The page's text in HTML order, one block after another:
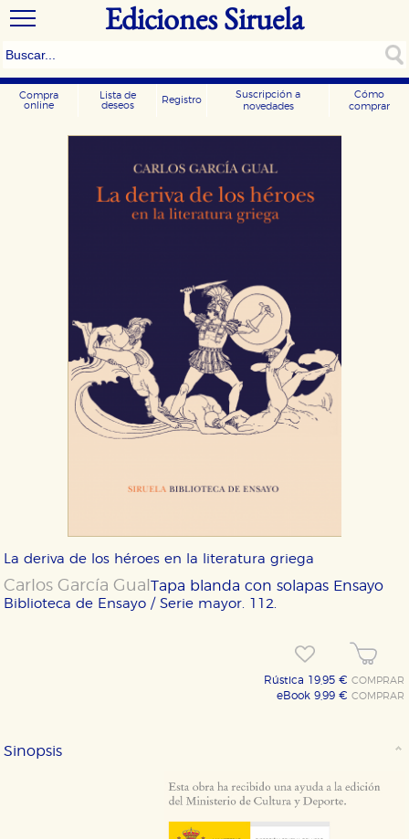
Ediciones Siruela
Compra
online
Lista de
deseos
Registro
Suscripción a
novedades
Cómo
comprar
La deriva de los héroes en la literatura griega
Carlos García Gual
Biblioteca de Ensayo / Serie mayor. 112.
Tapa blanda con solapas Ensayo
Rústica 19,95 €COMPRAR
eBook 9,99 €COMPRAR
Sinopsis